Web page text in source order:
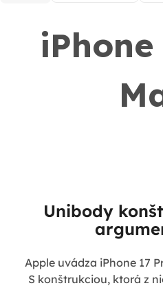
Unibody
Apple uvádza iPhone 17
S konštrukciou, ktorá z